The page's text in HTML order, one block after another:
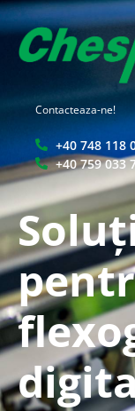
Contacteaza-ne!
+40 748 118
+40 759 033